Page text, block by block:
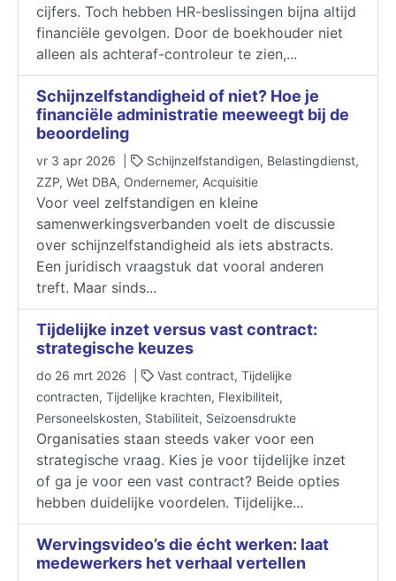
cijfers. Toch hebben HR-beslissingen bijna altijd
financiële gevolgen. Door de boekhouder niet
alleen als achteraf-controleur te zien,...
Schijnzelfstandigheid of niet? Hoe je
financiële administratie meeweegt bij de
beoordeling
vr 3 apr 2026 |
Schijnzelfstandigen, Belastingdienst,
ZZP, Wet DBA, Ondernemer, Acquisitie
Voor veel zelfstandigen en kleine
samenwerkingsverbanden voelt de discussie
over schijnzelfstandigheid als iets abstracts.
Een juridisch vraagstuk dat vooral anderen
treft. Maar sinds...
Tijdelijke inzet versus vast contract:
strategische keuzes
do 26 mrt 2026 |
Vast contract, Tijdelijke
contracten, Tijdelijke krachten, Flexibiliteit,
Personeelskosten, Stabiliteit, Seizoensdrukte
Organisaties staan steeds vaker voor een
strategische vraag. Kies je voor tijdelijke inzet
of ga je voor een vast contract? Beide opties
hebben duidelijke voordelen. Tijdelijke...
Wervingsvideo’s die écht werken: laat
medewerkers het verhaal vertellen